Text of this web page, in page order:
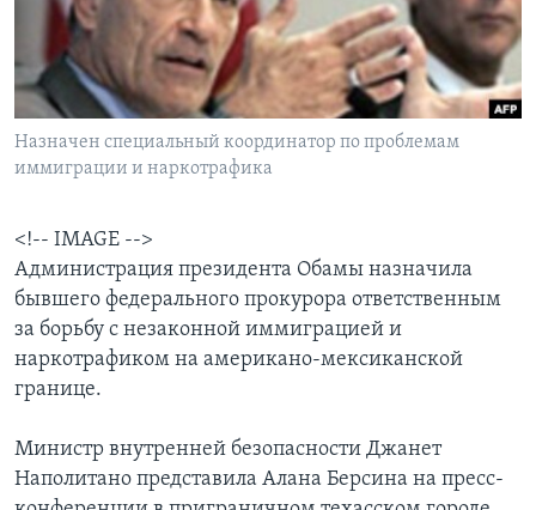
Learning English
СОЦИАЛЬНЫЕ СЕТИ
Назначен специальный координатор по проблемам
иммиграции и наркотрафика
<!-- IMAGE -->
Администрация президента Обамы назначила
бывшего федерального прокурора ответственным
за борьбу с незаконной иммиграцией и
наркотрафиком на американо-мексиканской
границе.
Министр внутренней безопасности Джанет
Наполитано представила Алана Берсина на пресс-